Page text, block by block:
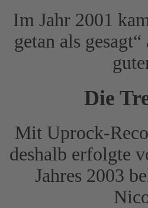
Im Jahr 2001
getan als
Die
Mit Uprock-
deshalb erfolgte
Jahres 2003